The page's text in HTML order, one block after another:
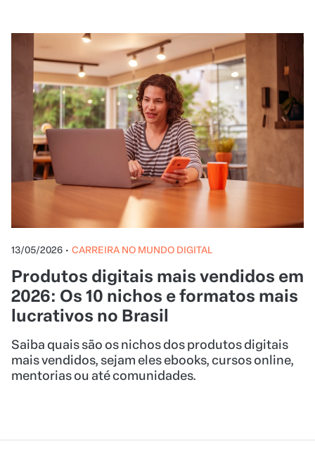
13/05/2026 • CARREIRA NO MUNDO DIGITAL
Produtos digitais mais vendidos em
2026: Os 10 nichos e formatos mais
lucrativos no Brasil
Saiba quais são os nichos dos produtos digitais
mais vendidos, sejam eles ebooks, cursos online,
mentorias ou até comunidades.